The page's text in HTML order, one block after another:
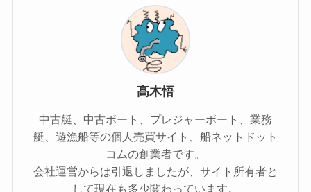
髙木悟
中古艇、中古ボート、プレジャーボート、業務
艇、遊漁船等の個人売買サイト、船ネットドット
コムの創業者です。
会社運営からは引退しましたが、サイト所有者と
して現在も多少関わっています。